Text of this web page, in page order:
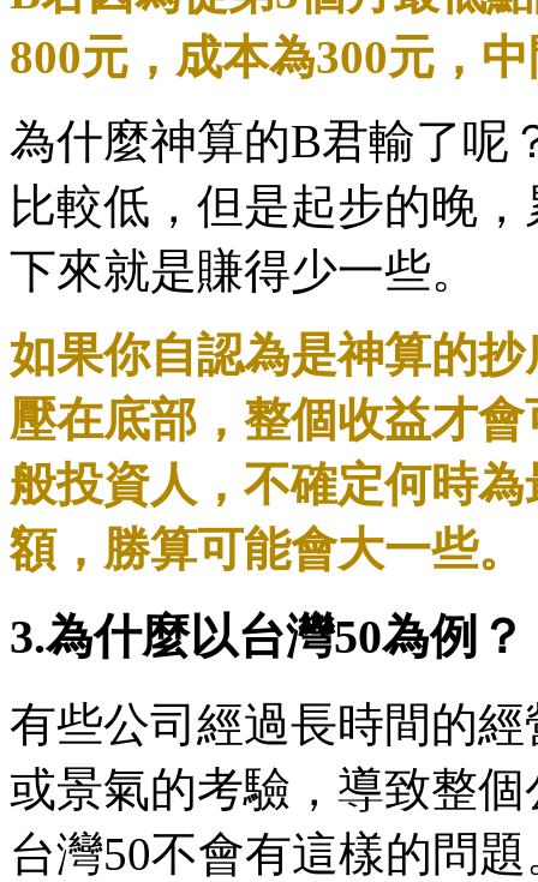
800元，成本為300元，
為什麼神算的B君輸了呢
比較低，但是起步的晚
下來就是賺得少一些。
如果你自認為是神算的
壓在底部，整個收益才
般投資人，不確定何時
額，勝算可能會大一些。
3.為什麼以台灣50為例？
有些公司經過長時間的
或景氣的考驗，導致整
台灣50不會有這樣的問